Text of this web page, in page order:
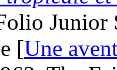
Junior
[Une